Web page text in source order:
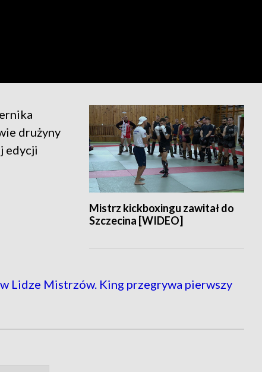
Mistrz kickboxingu zawitał do
Szczecina [WIDEO]
drużyny
edycji
Lidze Mistrzów. King przegrywa pierwszy